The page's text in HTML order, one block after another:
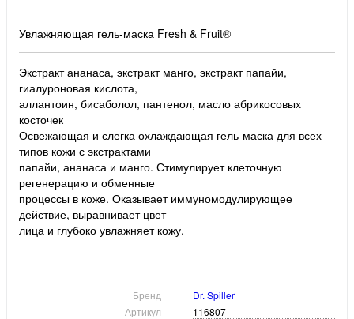
Увлажняющая гель-маска Fresh & Fruit®
Экстракт ананаса, экстракт манго, экстракт папайи,
гиалуроновая кислота,
аллантоин, бисаболол, пантенол, масло абрикосовых
косточек
Освежающая и слегка охлаждающая гель-маска для всех
типов кожи с экстрактами
папайи, ананаса и манго. Стимулирует клеточную
регенерацию и обменные
процессы в коже. Оказывает иммуномодулирующее
действие, выравнивает цвет
лица и глубоко увлажняет кожу.
Бренд
Dr. Spiller
Артикул
116807